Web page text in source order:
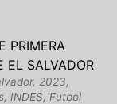
PRIMERA
EL SALVADOR
2023,
INDES, Futbol